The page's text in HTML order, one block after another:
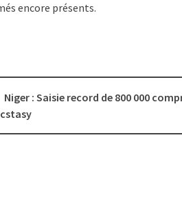
encore présents.
Niger : Saisie record de 800 000